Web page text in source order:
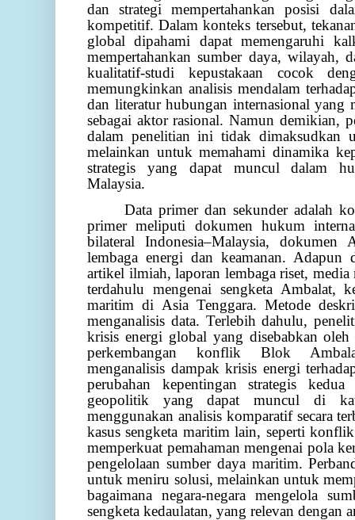
dan strategi mempertahankan posisi
kompetitif. Dalam konteks tersebut,
global dipahami dapat memengaruhi
mempertahankan sumber daya, wilayah,
kualitatif-studi kepustakaan cocok
memungkinkan analisis mendalam
dan literatur hubungan internasional yang
sebagai aktor rasional. Namun demikian,
dalam penelitian ini tidak dimaksudkan
melainkan untuk memahami dinamika
strategis yang dapat muncul dalam
Malaysia.
Data primer dan sekunder adalah
primer meliputi dokumen hukum
bilateral Indonesia–Malaysia, dokumen
lembaga energi dan keamanan. Adapun
artikel ilmiah, laporan lembaga riset, media
terdahulu mengenai sengketa Ambalat,
maritim di Asia Tenggara. Metode
menganalisis data. Terlebih dahulu,
krisis energi global yang disebabkan
perkembangan konflik Blok
menganalisis dampak krisis energi
perubahan kepentingan strategis
geopolitik yang dapat muncul di
menggunakan analisis komparatif secara
kasus sengketa maritim lain, seperti
memperkuat pemahaman mengenai pola
pengelolaan sumber daya maritim.
untuk meniru solusi, melainkan untuk
bagaimana negara-negara mengelola
sengketa kedaulatan, yang relevan dengan